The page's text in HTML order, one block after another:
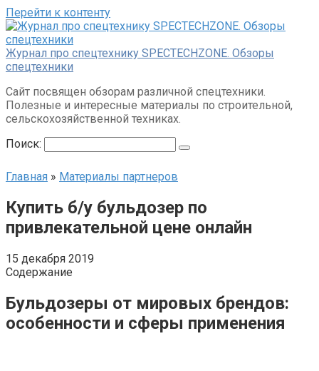
Перейти к контенту
Журнал про спецтехнику SPECTECHZONE. Обзоры
спецтехники
Сайт посвящен обзорам различной спецтехники.
Полезные и интересные материалы по строительной,
сельскохозяйственной техниках.
Поиск:
Главная » Материалы партнеров
Купить б/у бульдозер по
привлекательной цене онлайн
15 декабря 2019
Содержание
Бульдозеры от мировых брендов:
особенности и сферы применения